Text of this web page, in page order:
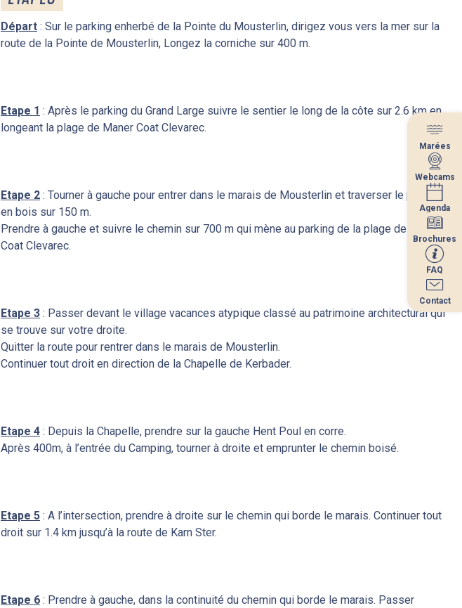
Marées
Webcams
Agenda
Brochures
FAQ
Contact
Départ : Sur le parking enherbé de la Pointe du Mousterlin, dirigez vous vers la mer sur la
route de la Pointe de Mousterlin, Longez la corniche sur 400 m.
Etape 1 : Après le parking du Grand Large suivre le sentier le long de la côte sur 2.6 km en
longeant la plage de Maner Coat Clevarec.
Etape 2 : Tourner à gauche pour entrer dans le marais de Mousterlin et traverser le ponton
en bois sur 150 m.
Prendre à gauche et suivre le chemin sur 700 m qui mène au parking de la plage de Maner
Coat Clevarec.
Etape 3 : Passer devant le village vacances atypique classé au patrimoine architectural qui
se trouve sur votre droite.
Quitter la route pour rentrer dans le marais de Mousterlin.
Continuer tout droit en direction de la Chapelle de Kerbader.
Etape 4 : Depuis la Chapelle, prendre sur la gauche Hent Poul en corre.
Après 400m, à l’entrée du Camping, tourner à droite et emprunter le chemin boisé.
Etape 5 : A l’intersection, prendre à droite sur le chemin qui borde le marais. Continuer tout
droit sur 1.4 km jusqu’à la route de Karn Ster.
Etape 6 : Prendre à gauche, dans la continuité du chemin qui borde le marais. Passer